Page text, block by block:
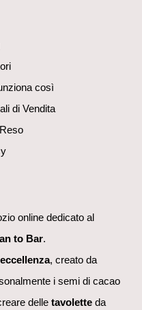
così
di Vendita
online dedicato al
to Bar.
, creato da
i semi di cacao
delle tavolette da